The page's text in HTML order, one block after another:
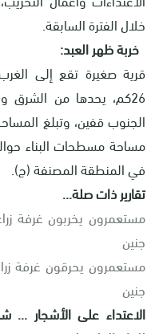
خلال الفترة السابقة.
خربة ظهر العبد:
قرية صغيرة تقع إلى
26كم، يحدها من الشرق
في المنطقة المصنفة (ج).
تقارير ذات صلة...
مستعمرون يخربون غرفة
جنين
مستعمرون يحرقون غرفة
جنين
الاعتداء على الأشجار ...